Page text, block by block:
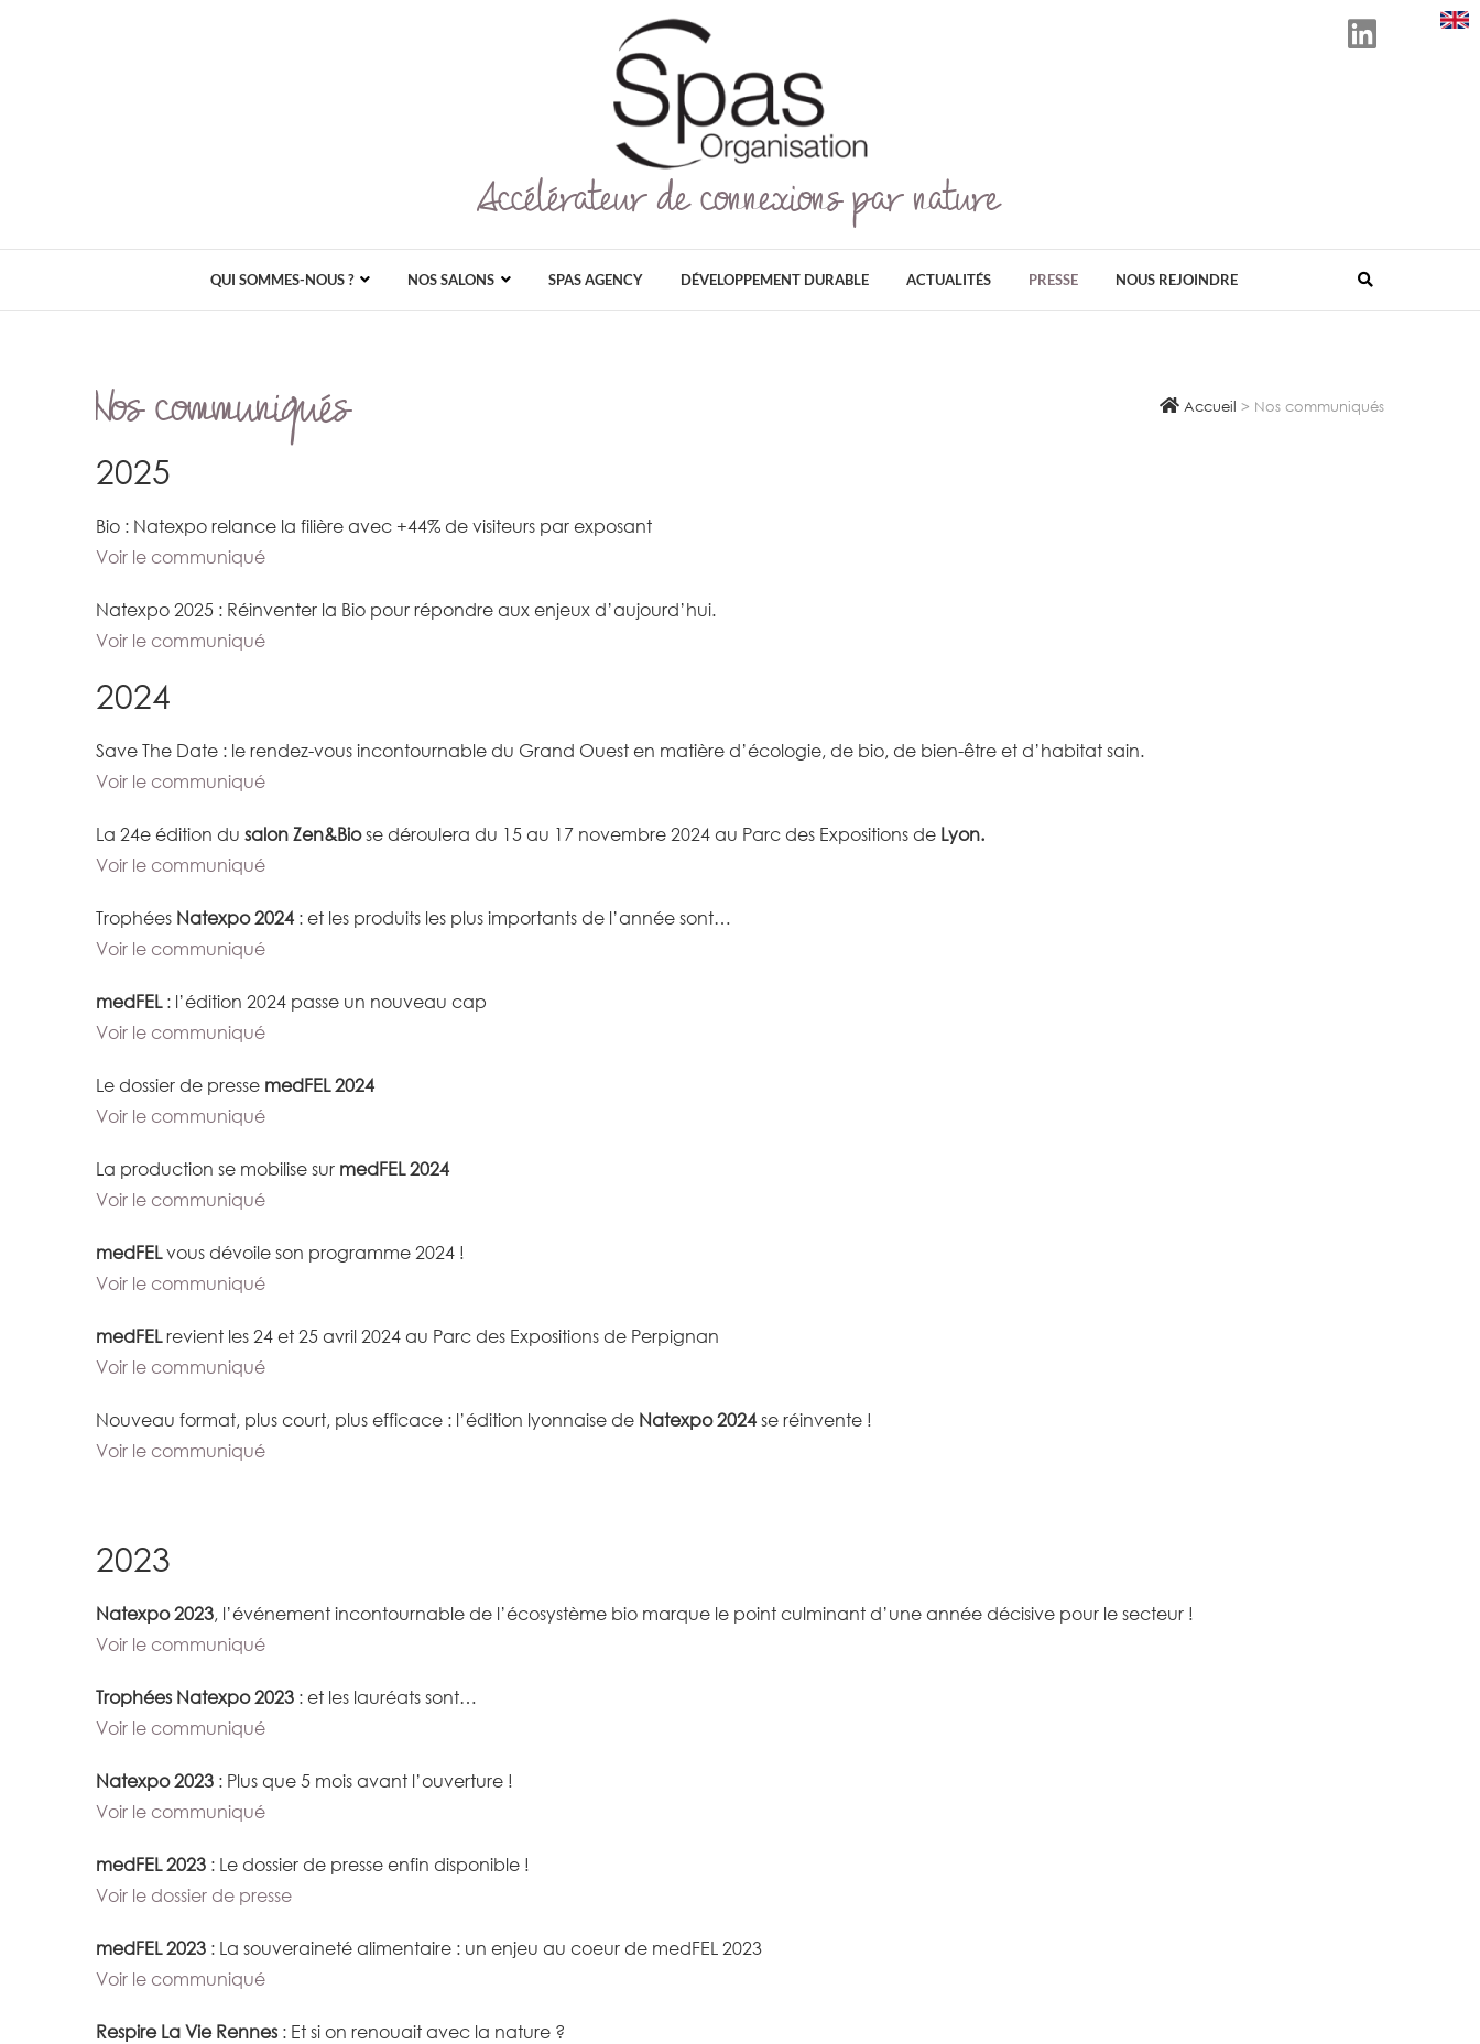
Spas Organisation
SPAS ORGANISATION EST LE PLUS GRAND ORGANISATEUR EN FRANCE DE SALONS
GRAND PUBLIC ET PROFESSIONNEL DÉDIÉS AU BIEN-ÊTRE, AU BIO, À LA SANTÉ
Accélérateur de connexions par nature
QUI SOMMES-NOUS ? NOS SALONS SPAS AGENCY DÉVELOPPEMENT DURABLE ACTUALITÉS PRESSE NOUS REJOINDRE
Nos communiqués Accueil > Nos communiqués
2025
Bio : Natexpo relance la filière avec +44% de visiteurs par exposant
Voir le communiqué
Natexpo 2025 : Réinventer la Bio pour répondre aux enjeux d’aujourd’hui.
Voir le communiqué
2024
Save The Date : le rendez-vous incontournable du Grand Ouest en matière d’écologie, de bio, de bien-être et d’habitat sain.
Voir le communiqué
La 24e édition du salon Zen&Biose déroulera du 15 au 17 novembre 2024 au Parc des Expositions de Lyon.
Voir le communiqué
Trophées Natexpo 2024 : et les produits les plus importants de l’année sont…
Voir le communiqué
medFEL: l’édition 2024 passe un nouveau cap
Voir le communiqué
Le dossier de presse medFEL 2024
Voir le communiqué
La production se mobilise sur medFEL 2024
Voir le communiqué
medFELvous dévoile son programme 2024 !
Voir le communiqué
medFELrevient les 24 et 25 avril 2024 au Parc des Expositions de Perpignan
Voir le communiqué
Nouveau format, plus court, plus efficace : l’édition lyonnaise de Natexpo 2024se réinvente !
Voir le communiqué
2023
Natexpo 2023, l’événement incontournable de l’écosystème bio marque le point culminant d’une année décisive pour le secteur !
Voir le communiqué
Trophées Natexpo 2023 : et les lauréats sont…
Voir le communiqué
Natexpo 2023 : Plus que 5 mois avant l’ouverture !
Voir le communiqué
medFEL 2023 : Le dossier de presse enfin disponible !
Voir le dossier de presse
medFEL 2023 : La souveraineté alimentaire : un enjeu au coeur de medFEL 2023
Voir le communiqué
Respire La Vie Rennes : Et si on renouait avec la nature ?